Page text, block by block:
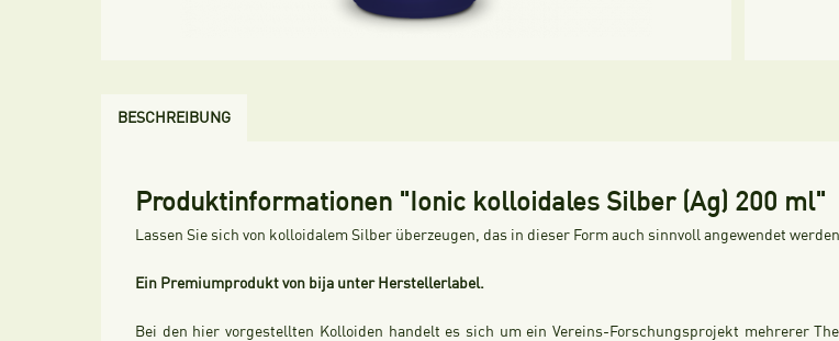
BESCHREIBUNG
Produktinformationen "Ionic kolloidales Silber (Ag) 200 ml"
Lassen Sie sich von kolloidalem Silber überzeugen, das in dieser Form auch sinnvoll angewendet
Ein Premiumprodukt von bija unter Herstellerlabel.
Bei den hier vorgestellten Kolloiden handelt es sich um ein Vereins-Forschungsprojekt mehrerer